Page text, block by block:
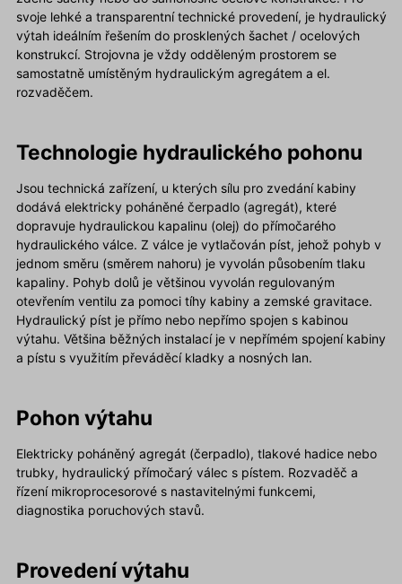
svoje lehké a transparentní technické provedení, je hydraulický
výtah ideálním řešením do prosklených šachet / ocelových
konstrukcí. Strojovna je vždy odděleným prostorem se
samostatně umístěným hydraulickým agregátem a el.
rozvaděčem.
Technologie hydraulického pohonu
Jsou technická zařízení, u kterých sílu pro zvedání kabiny
dodává elektricky poháněné čerpadlo (agregát), které
dopravuje hydraulickou kapalinu (olej) do přímočarého
hydraulického válce. Z válce je vytlačován píst, jehož pohyb v
jednom směru (směrem nahoru) je vyvolán působením tlaku
kapaliny. Pohyb dolů je většinou vyvolán regulovaným
otevřením ventilu za pomoci tíhy kabiny a zemské gravitace.
Hydraulický píst je přímo nebo nepřímo spojen s kabinou
výtahu. Většina běžných instalací je v nepřímém spojení kabiny
a pístu s využitím převáděcí kladky a nosných lan.
Pohon výtahu
Elektricky poháněný agregát (čerpadlo), tlakové hadice nebo
trubky, hydraulický přímočarý válec s pístem. Rozvaděč a
řízení mikroprocesorové s nastavitelnými funkcemi,
diagnostika poruchových stavů.
Provedení výtahu